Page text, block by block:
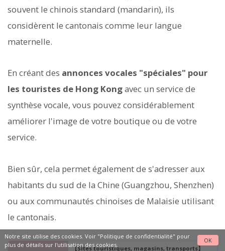
souvent le chinois standard (mandarin), ils
considèrent le cantonais comme leur langue
maternelle.
En créant des annonces vocales "spéciales" pour
les touristes de Hong Kongavec un service de
synthèse vocale, vous pouvez considérablement
améliorer l'image de votre boutique ou de votre
service.
Bien sûr, cela permet également de s'adresser aux
habitants du sud de la Chine (Guangzhou, Shenzhen)
ou aux communautés chinoises de Malaisie utilisant
le cantonais.
【Sites touristiques, magasins, transports】
Notre site utilise des cookies. Voir "Politique de confidentialité" pour
plus de détails sur l'utilisation des cookies.
OK